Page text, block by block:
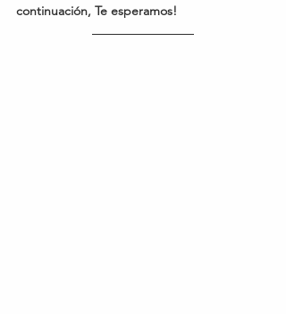
continuación, Te esperamos!